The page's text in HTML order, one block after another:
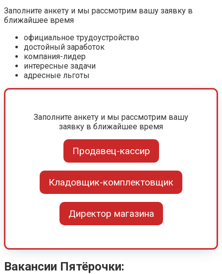
Заполните анкету и мы рассмотрим вашу заявку в
ближайшее время
официальное трудоустройство
достойный заработок
компания-лидер
интересные задачи
адресные льготы
Заполните анкету и мы рассмотрим вашу
заявку в ближайшее время
Продавец-кассир
Кладовщик-комплектовщик
Директор магазина
Вакансии Пятёрочки: